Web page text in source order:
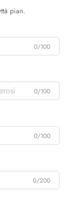
pian.
0/100
0/100
0/100
0/200